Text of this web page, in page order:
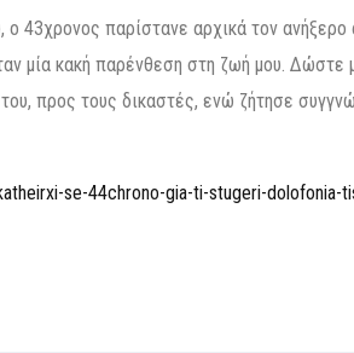
43χρονος παρίστανε αρχικά τον ανήξερο
μία κακή παρένθεση στη ζωή μου. Δώστε
προς τους δικαστές, ενώ ζήτησε
se-44chrono-gia-ti-stugeri-dolofonia-